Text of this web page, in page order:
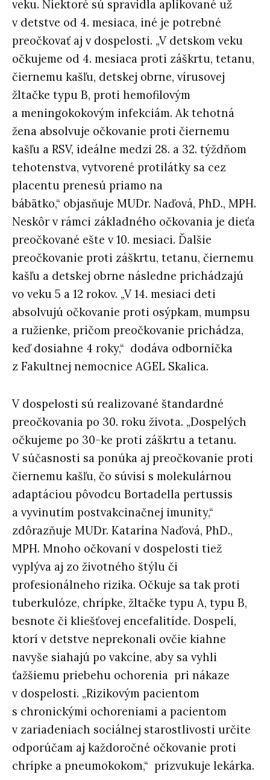
veku. Niektoré sú spravidla aplikované už
v detstve od 4. mesiaca, iné je potrebné
preočkovať aj v dospelosti. „V detskom veku
očkujeme od 4. mesiaca proti záškrtu, tetanu,
čiernemu kašľu, detskej obrne, vírusovej
žltačke typu B, proti hemofilovým
a meningokokovým infekciám. Ak tehotná
žena absolvuje očkovanie proti čiernemu
kašľu a RSV, ideálne medzi 28. a 32. týždňom
tehotenstva, vytvorené protilátky sa cez
placentu prenesú priamo na
bábätko,“ objasňuje MUDr. Naďová, PhD., MPH.
Neskôr v rámci základného očkovania je dieťa
preočkované ešte v 10. mesiaci. Ďalšie
preočkovanie proti záškrtu, tetanu, čiernemu
kašľu a detskej obrne následne prichádzajú
vo veku 5 a 12 rokov. „V 14. mesiaci deti
absolvujú očkovanie proti osýpkam, mumpsu
a ružienke, pričom preočkovanie prichádza,
keď dosiahne 4 roky,“ dodáva odborníčka
z Fakultnej nemocnice AGEL Skalica.
V dospelosti sú realizované štandardné
preočkovania po 30. roku života. „Dospelých
očkujeme po 30-ke proti záškrtu a tetanu.
V súčasnosti sa ponúka aj preočkovanie proti
čiernemu kašľu, čo súvisí s molekulárnou
adaptáciou pôvodcu Bortadella pertussis
a vyvinutím postvakcinačnej imunity,“
zdôrazňuje MUDr. Katarína Naďová, PhD.,
MPH. Mnoho očkovaní v dospelosti tiež
vyplýva aj zo životného štýlu či
profesionálneho rizika. Očkuje sa tak proti
tuberkulóze, chrípke, žltačke typu A, typu B,
besnote či kliešťovej encefalitíde. Dospelí,
ktorí v detstve neprekonali ovčie kiahne
navyše siahajú po vakcíne, aby sa vyhli
ťažšiemu priebehu ochorenia pri nákaze
v dospelosti. „Rizikovým pacientom
s chronickými ochoreniami a pacientom
v zariadeniach sociálnej starostlivosti určite
odporúčam aj každoročné očkovanie proti
chrípke a pneumokokom,“ prízvukuje lekárka.